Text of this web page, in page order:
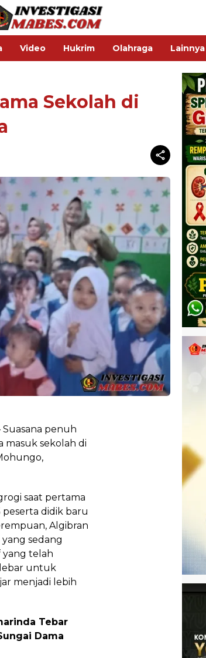
Video Hukrim Olahraga Lainnya
Sekolah di
Suasana penuh
masuk sekolah di
saat pertama
didik baru
Algibran
sedang
yang telah
lebar untuk
menjadi lebih
Tebar
Dama